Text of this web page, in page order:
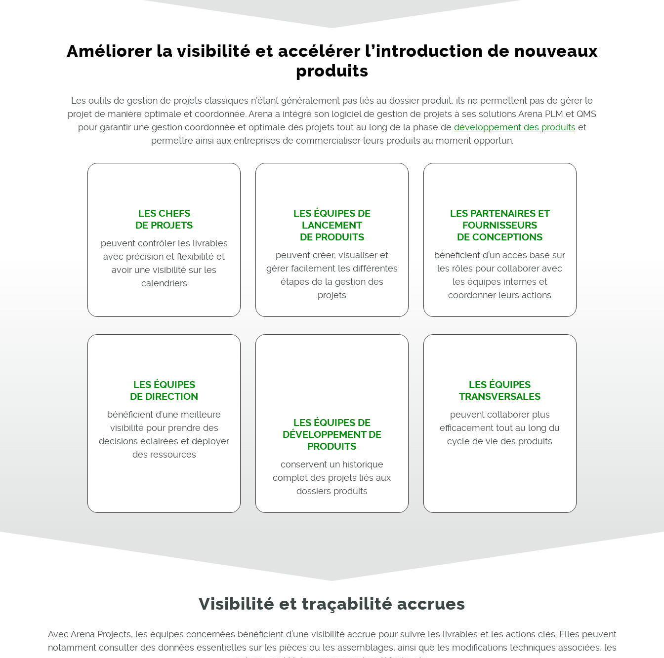
Améliorer la visibilité et accélérer l’introduction de nouveaux
produits
Les outils de gestion de projets classiques n’étant généralement pas liés au dossier produit, ils ne permettent pas de gérer le
projet de manière optimale et coordonnée. Arena a intégré son logiciel de gestion de projets à ses solutions Arena PLM et QMS
pour garantir une gestion coordonnée et optimale des projets tout au long de la phase de développement des produits et
permettre ainsi aux entreprises de commercialiser leurs produits au moment opportun.
LES CHEFS
DE PROJETS
peuvent contrôler les livrables
avec précision et flexibilité et
avoir une visibilité sur les
calendriers
LES ÉQUIPES DE
LANCEMENT
DE PRODUITS
peuvent créer, visualiser et
gérer facilement les différentes
étapes de la gestion des
projets
LES PARTENAIRES ET
FOURNISSEURS
DE CONCEPTIONS
bénéficient d’un accès basé sur
les rôles pour collaborer avec
les équipes internes et
coordonner leurs actions
LES ÉQUIPES
DE DIRECTION
bénéficient d’une meilleure
visibilité pour prendre des
décisions éclairées et déployer
des ressources
LES ÉQUIPES DE
DÉVELOPPEMENT DE
PRODUITS
conservent un historique
complet des projets liés aux
dossiers produits
LES ÉQUIPES
TRANSVERSALES
peuvent collaborer plus
efficacement tout au long du
cycle de vie des produits
Visibilité et traçabilité accrues
Avec Arena Projects, les équipes concernées bénéficient d’une visibilité accrue pour suivre les livrables et les actions clés. Elles peuvent
notamment consulter des données essentielles sur les pièces ou les assemblages, ainsi que les modifications techniques associées, les